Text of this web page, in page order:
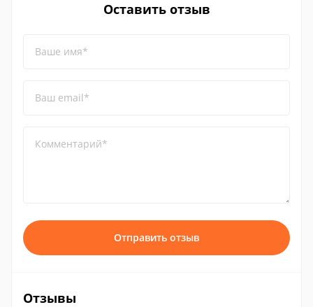
Оставить отзыв
Ваше имя*
Ваш email*
Комментарий*
Отправить отзыв
Отзывы